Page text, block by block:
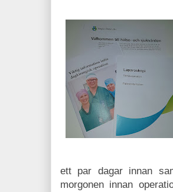
ett par dagar innan
morgonen innan